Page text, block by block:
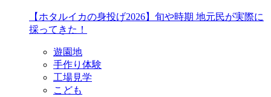
【ホタルイカの身投げ2026】旬や時期 地元民が実際に
採ってきた！
遊園地
手作り体験
工場見学
こども